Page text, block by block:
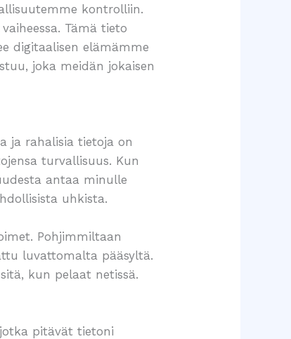
kontrolliin.
Tämä tieto
digitaalisen elämämme
joka meidän jokaisen
ja rahalisia tietoja on
turvallisuus. Kun
antaa minulle
uhkista.
Pohjimmiltaan
luvattomalta pääsyltä.
kun pelaat netissä.
pitävät tietoni